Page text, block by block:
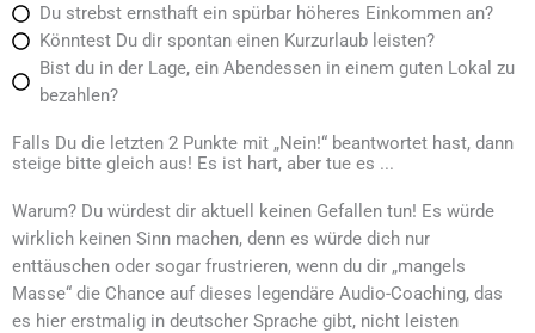
Du strebst ernsthaft ein spürbar höheres Einkommen an?
Könntest Du dir spontan einen Kurzurlaub leisten?
Bist du in der Lage, ein Abendessen in einem guten Lokal zu
bezahlen?
Falls Du die letzten 2 Punkte mit „Nein!“ beantwortet hast, dann
steige bitte gleich aus! Es ist hart, aber tue es ...
Warum? Du würdest dir aktuell keinen Gefallen tun! Es würde
wirklich keinen Sinn machen, denn es würde dich nur
enttäuschen oder sogar frustrieren, wenn du dir „mangels
Masse“ die Chance auf dieses legendäre Audio-Coaching, das
es hier erstmalig in deutscher Sprache gibt, nicht leisten